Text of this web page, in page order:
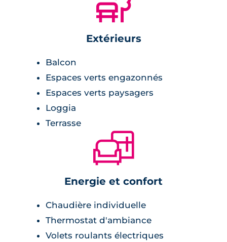
Extérieurs
Balcon
Espaces verts engazonnés
Espaces verts paysagers
Loggia
Terrasse
🛋
Energie et confort
Chaudière individuelle
Thermostat d'ambiance
Volets roulants électriques